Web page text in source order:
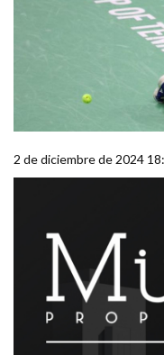
2 de diciembre de 2024